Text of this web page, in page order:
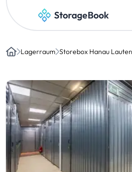
Lagerraum Storebox Hanau